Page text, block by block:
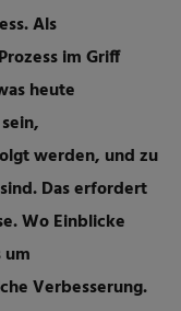
Als
im Griff
heute
werden, und zu
Das erfordert
Wo Einblicke
Verbesserung.